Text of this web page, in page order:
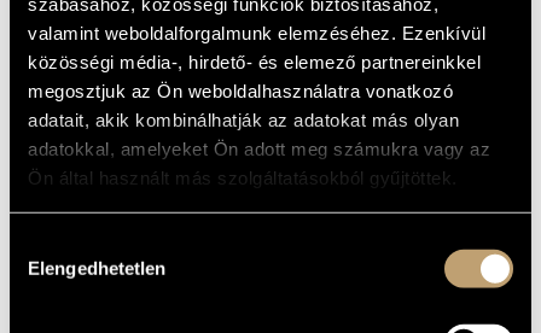
valamint weboldalforgalmunk elemzéséhez. Ezenkívül
közösségi média-, hirdető- és elemező partnereinkkel
megosztjuk az Ön weboldalhasználatra vonatkozó
adatait, akik kombinálhatják az adatokat más olyan
adatokkal, amelyeket Ön adott meg számukra vagy az
Ön által használt más szolgáltatásokból gyűjtöttek.
kiválasztása
Elengedhetetlen
Kósa György(1897-1984)
Kurtág György(1926)
Lavotta János(1764-1820)
Lendvay Kamilló
(1928-2016)
Maros Rudolf
Mihalovich Ödön(1842-1929)
Mosonyi Mihály(1815-1870)
Orbán György(1947)
Petrovics Emil(1930-2011)
Ránki György(1907-1992)
Sári József